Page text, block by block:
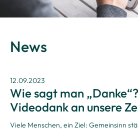
Projekte
Mitmachen
News
12.09.2023
Wie sagt man
Videodank an unsere
Viele Menschen, ein Ziel: Gemeinsinn